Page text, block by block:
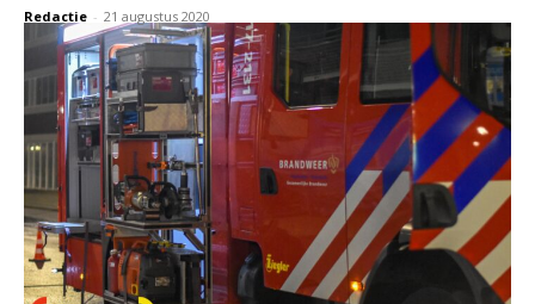
Redactie - 21 augustus 2020